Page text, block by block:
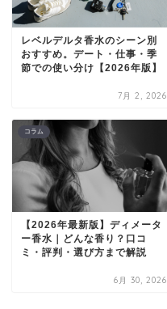
レベルデルタ香水のシーン別
おすすめ。デート・仕事・季
節での使い分け【2026年版】
7月 2, 2026
コラム
【2026年最新版】ディメータ
ー香水｜どんな香り？口コ
ミ・評判・選び方まで解説
6月 30, 2026